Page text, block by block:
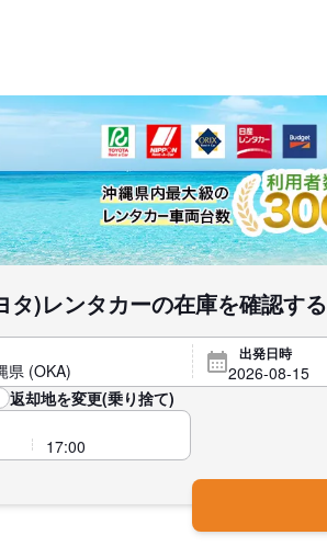
タ)レンタカーの在庫を確認する
出発日時
返却地を変更(乗り捨て)